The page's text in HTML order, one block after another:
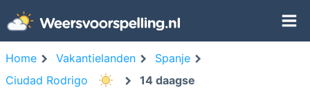
Home Vakantielanden
Spanje
Ciudad Rodrigo
14 daagse